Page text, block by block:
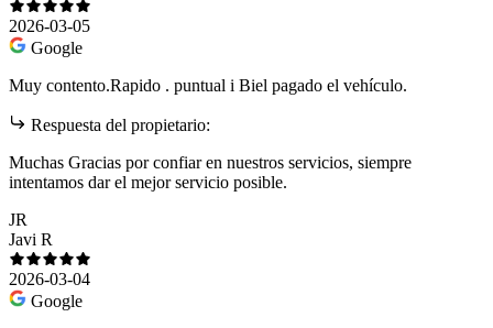
2026-03-05
Google
Muy contento.Rapido . puntual i Biel pagado el vehículo.
Respuesta del propietario:
Muchas Gracias por confiar en nuestros servicios, siempre
intentamos dar el mejor servicio posible.
JR
Javi R
2026-03-04
Google